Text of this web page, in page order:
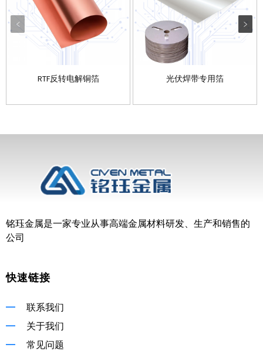
RTF反转电解铜箔 光伏焊带专用箔
铭珏金属是一家专业从事高端金属材料研发、生产和销售的
公司
快速链接
联系我们
关于我们
常见问题